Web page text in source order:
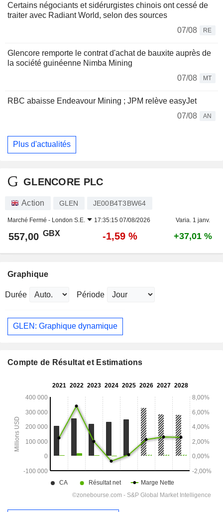
Certains négociants et sidérurgistes chinois ont cessé de
traiter avec Radiant World, selon des sources
07/08
RE
Glencore remporte le contrat d'achat de bauxite auprès de
la société guinéenne Nimba Mining
07/08
MT
RBC abaisse Endeavour Mining ; JPM relève easyJet
07/08
AN
Plus d'actualités
GLENCORE PLC
Action GLEN JE00B4T3BW64
Marché Fermé - London S.E. 17:35:15 07/08/2026 Varia. 1 janv.
557,00 GBX -1,59 % +37,01 %
Graphique
Durée Période
GLEN: Graphique dynamique
Compte de Résultat et Estimations